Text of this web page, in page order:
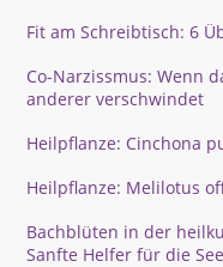
Fit am Schreibtisch: 6
Co-Narzissmus: Wenn
anderer verschwindet
Heilpflanze: Cinchona
Heilpflanze: Melilotus
Bachblüten in der
Sanfte Helfer für die